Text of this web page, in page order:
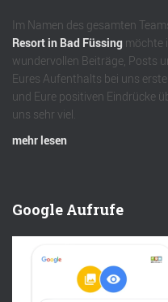
Im Namen des gesamten
Resort in Bad Füssing möchte
wundervollen Beiträge, Posts
Eures Aufenthalts bei uns
und Eure positiven Eindrücke
uns sehr viel.
mehr lesen
Google Aufrufe